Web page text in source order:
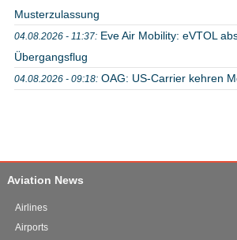
Musterzulassung
04.08.2026 - 11:37: Eve Air Mobility: eVTOL
Übergangsflug
04.08.2026 - 09:18: OAG: US-Carrier kehren
Aviation News
Airlines
Airports